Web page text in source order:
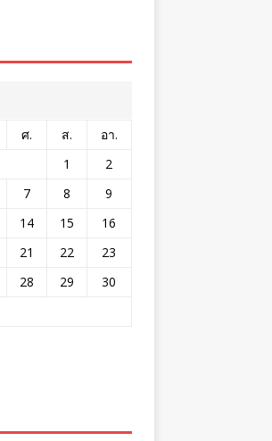
ศ. ส.
อา.
1
2
7 8
9
14 15
16
21 22
23
28 29
30